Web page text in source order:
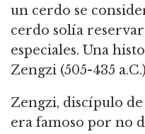
un cerdo se
cerdo solía
especiales. Una
Zengzi (505-435
Zengzi, discípulo de
era famoso por no